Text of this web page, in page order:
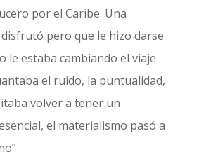
por el Caribe. Una
pero que le hizo darse
le estaba cambiando el viaje
el ruido, la puntualidad,
volver a tener un
el materialismo pasó a